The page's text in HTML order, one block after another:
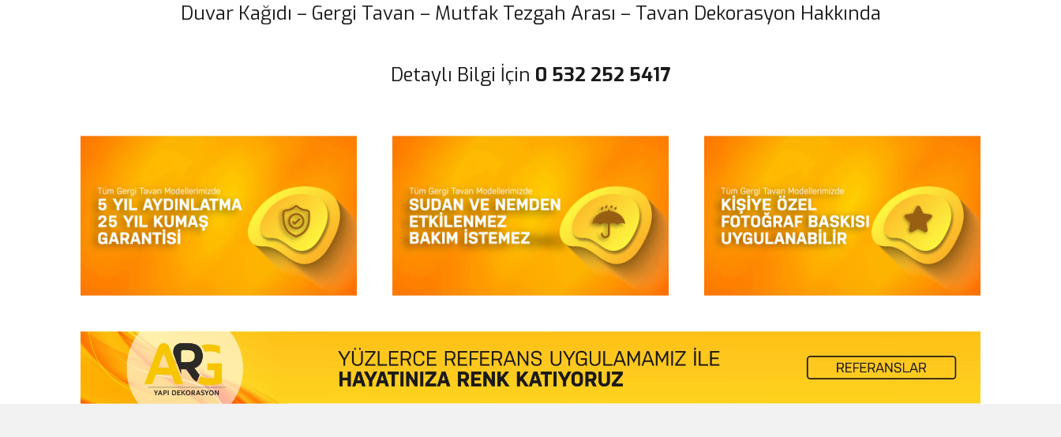
Duvar Kağıdı – Gergi Tavan – Mutfak Tezgah Arası – Tavan Dekorasyon Hakkında
Detaylı Bilgi İçin 0 532 252 5417